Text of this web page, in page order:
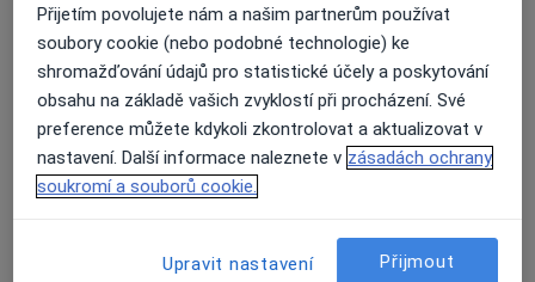
Zubní vyšetření
Detaily
Zubní korunky
Detaily
Přijetím povolujete nám a našim partnerům používat
soubory cookie (nebo podobné technologie) ke
shromažďování údajů pro statistické účely a poskytování
obsahu na základě vašich zvyklostí při procházení. Své
preference můžete kdykoli zkontrolovat a aktualizovat v
nastavení. Další informace naleznete v zásadách ochrany
soukromí a souborů cookie.
Upravit nastavení Přijmout